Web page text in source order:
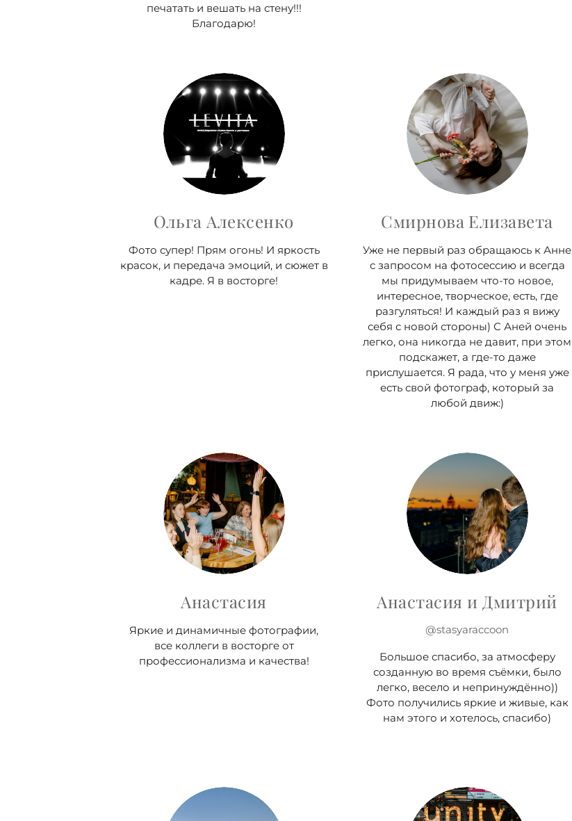
печатать и вешать на стену!!!
Благодарю!
Ольга Алексенко
Фото супер! Прям огонь! И яркость
красок, и передача эмоций, и сюжет в
кадре. Я в восторге!
Смирнова Елизавета
Уже не первый раз обращаюсь к Анне
с запросом на фотосессию и всегда
мы придумываем что-то новое,
интересное, творческое, есть, где
разгуляться! И каждый раз я вижу
себя с новой стороны) С Аней очень
легко, она никогда не давит, при этом
подскажет, а где-то даже
прислушается. Я рада, что у меня уже
есть свой фотограф, который за
любой движ:)
Анастасия
Яркие и динамичные фотографии,
все коллеги в восторге от
профессионализма и качества!
Анастасия и Дмитрий
@stasyaraccoon
Большое спасибо, за атмосферу
созданную во время съёмки, было
легко, весело и непринуждённо))
Фото получились яркие и живые, как
нам этого и хотелось, спасибо)